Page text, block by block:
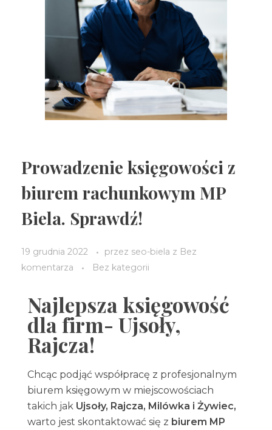
Prowadzenie księgowości z
biurem rachunkowym MP
Biela. Sprawdź!
19 grudnia 2022 przez seo-biela z Bez
komentarza
Bez kategorii
Najlepsza księgowość
dla firm- Ujsoły,
Rajcza!
Chcąc podjąć współpracę z profesjonalnym
biurem księgowym w miejscowościach
takich jak Ujsoły, Rajcza, Milówka i Żywiec,
warto jest skontaktować się z biurem MP